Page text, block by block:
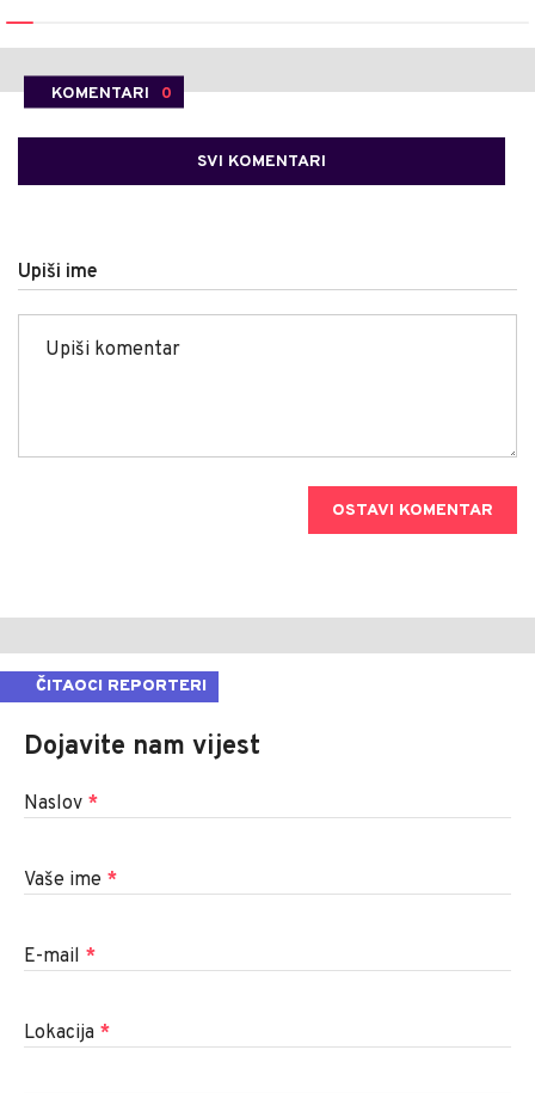
KOMENTARI 0
SVI KOMENTARI
Upiši ime
OSTAVI KOMENTAR
ČITAOCI REPORTERI
Dojavite nam vijest
Naslov *
Vaše ime *
E-mail *
Lokacija *